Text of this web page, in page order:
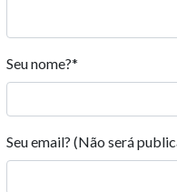
Seu nome?*
Seu email? (Não será